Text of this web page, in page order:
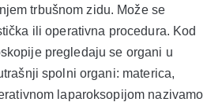
Centar
trbušnom zidu. Može se
ili operativna procedura. Kod
pregledaju se organi u
spolni organi: materica,
laparoksopijom nazivamo